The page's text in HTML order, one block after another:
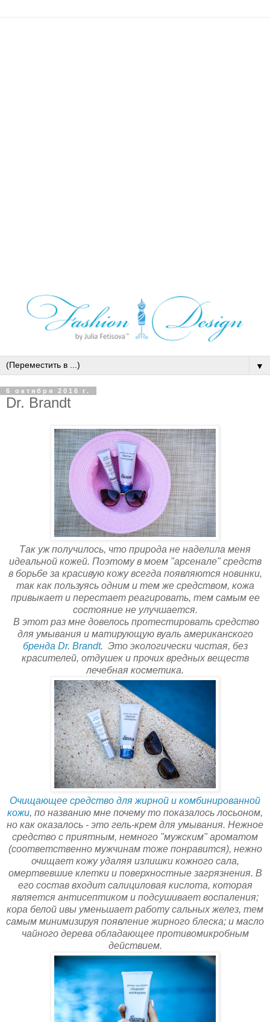
▼
6 октября 2016 г.
Dr. Brandt
Так уж получилось, что природа не наделила меня
идеальной кожей. Поэтому в моем "арсенале" средств
в борьбе за красивую кожу всегда появляются новинки,
так как пользуясь одним и тем же средством, кожа
привыкает и перестает реагировать, тем самым ее
состояние не улучшается.
В этот раз мне довелось протестировать средство
для умывания и матирующую вуаль американского
бренда Dr. Brandt. Это экологически чистая, без
красителей, отдушек и прочих вредных веществ
лечебная косметика.
Очищающее средство для жирной и комбинированной
кожи, по названию мне почему то показалось лосьоном,
но как оказалось - это гель-крем для умывания. Нежное
средство с приятным, немного "мужским" ароматом
(соответственно мужчинам тоже понравится), нежно
очищает кожу удаляя излишки кожного сала,
омертвевшие клетки и поверхностные загрязнения. В
его состав входит салициловая кислота, которая
является антисептиком и подсушивает воспаления;
кора белой ивы уменьшает работу сальных желез, тем
самым минимизируя появление жирного блеска; и масло
чайного дерева обладающее противомикробным
действием.